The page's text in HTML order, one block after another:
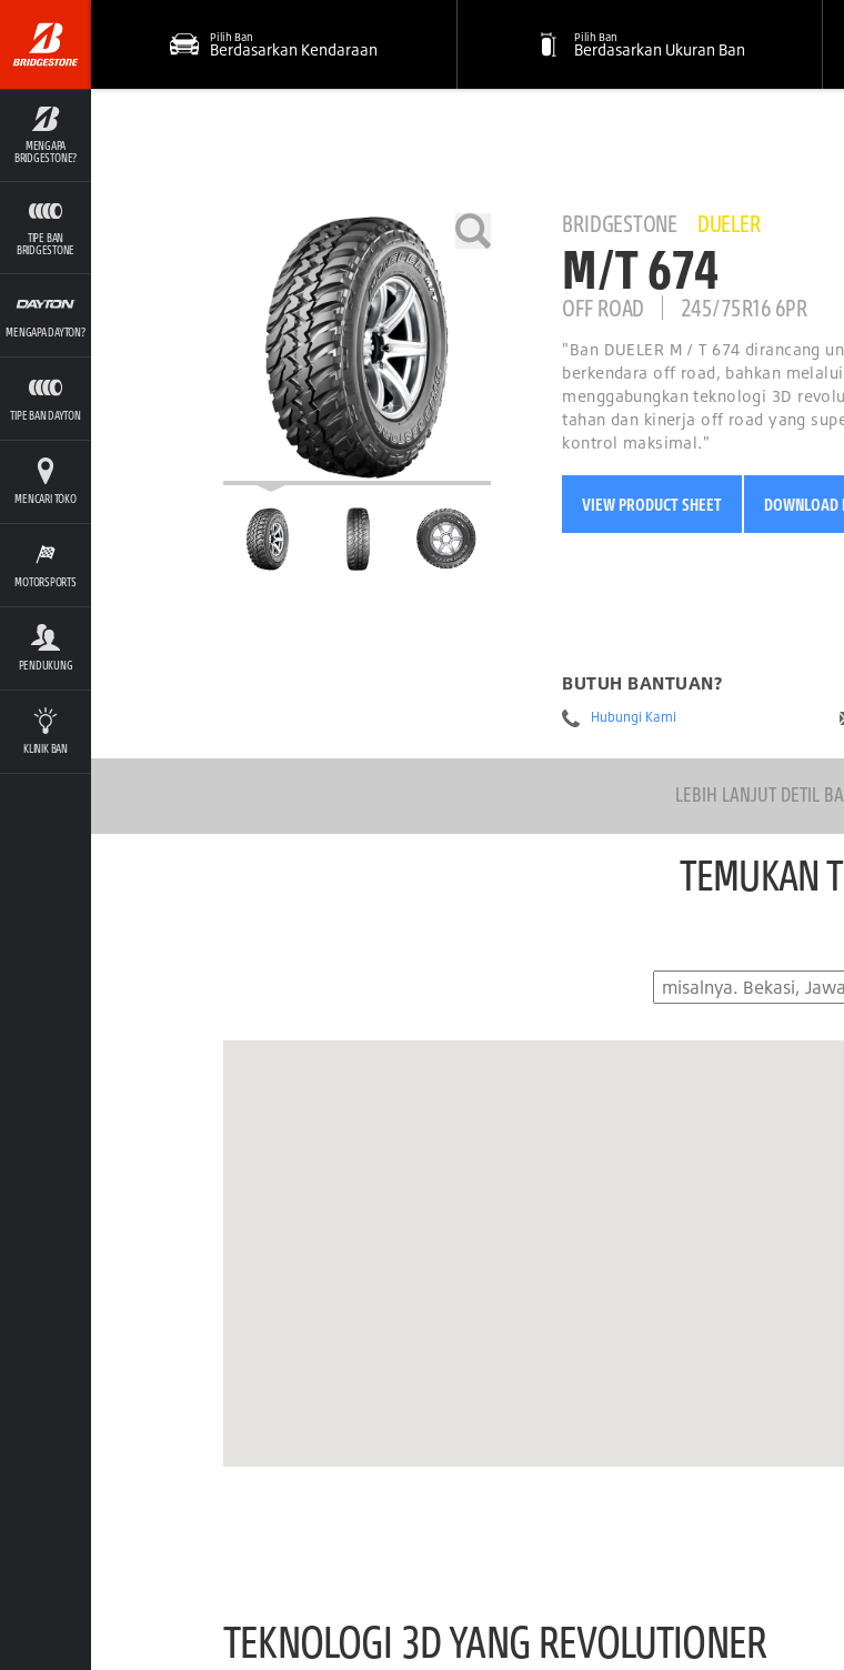
MENGAPA
BRIDGESTONE?
TIPE BAN
BRIDGESTONE
MENGAPA DAYTON?
TIPE BAN DAYTON
MENCARI TOKO
MOTORSPORTS
PENDUKUNG
KLINIK BAN
Pilih Ban
Berdasarkan Kendaraan
Pilih Ban
Berdasarkan Ukuran Ban
BRIDGESTONE DUELER
M/T 674
OFF ROAD 245/75R16 6PR
"Ban DUELER M / T 674 dirancang
berkendara off road, bahkan
menggabungkan teknologi 3D
tahan dan kinerja off road yang
kontrol maksimal."
VIEW PRODUCT SHEET DOWNLOAD
BUTUH BANTUAN?
Hubungi Kami
LEBIH LANJUT DETIL
TEMUKAN
TEKNOLOGI 3D YANG REVOLUTIONER